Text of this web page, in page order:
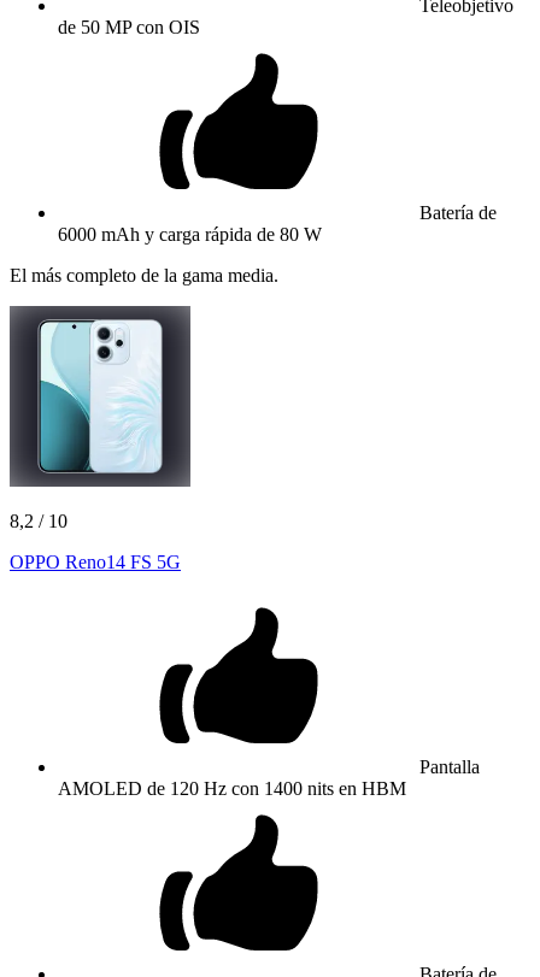
Teleobjetivo
de 50 MP con OIS
Batería de
6000 mAh y carga rápida de 80 W
El más completo de la gama media.
8,2 / 10
OPPO Reno14 FS 5G
Pantalla
AMOLED de 120 Hz con 1400 nits en HBM